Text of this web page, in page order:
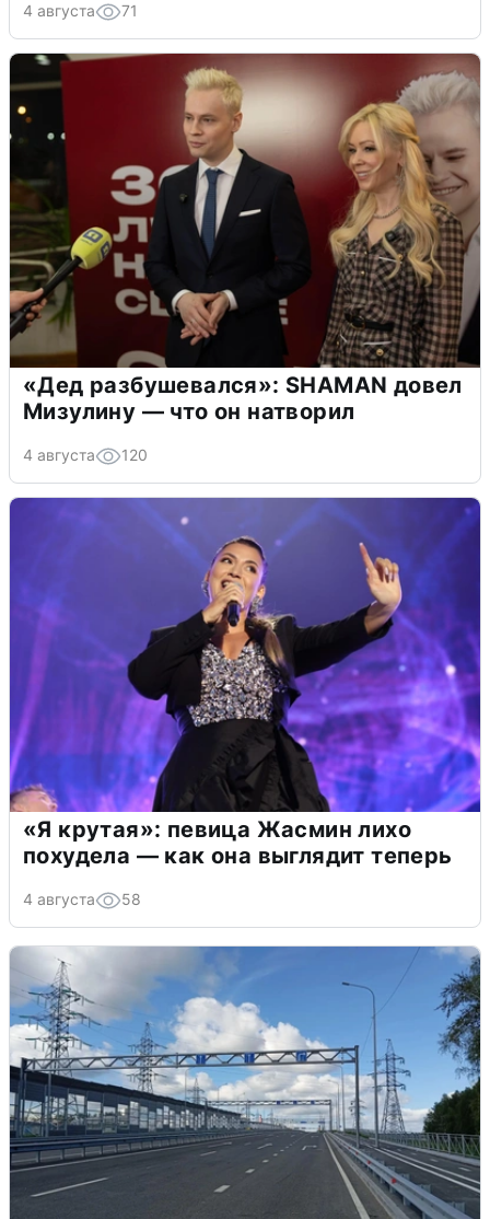
4 августа 71
«Дед разбушевался»: SHAMAN довел
Мизулину — что он натворил
4 августа 120
«Я крутая»: певица Жасмин лихо
похудела — как она выглядит теперь
4 августа 58